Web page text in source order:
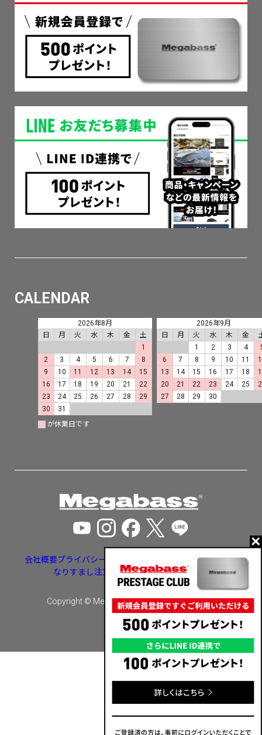
CALENDAR
2026年8月
日
月 火 水 木 金
土
1
2
3 4 5 6 7
8
9
10 11 12 13 14
15
16
17 18 19 20 21
22
23
24 25 26 27 28
29
30
31
2026年9月
日
月 火 水 木 金
1
2 3 4
6
7 8 9 10 11
13
14 15 16 17 18
20
21 22 23 24 25
27
28 29 30
が休業日です
会社概要プライバシーポリシー
特定商取引法に基づく表示
なりすまし注文・いたずら注文等への対応
Copyright © Megabass inc. All rights reserved.